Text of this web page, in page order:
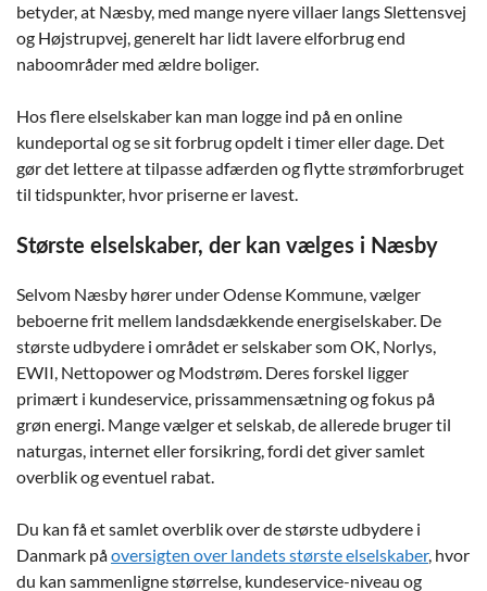
betyder, at Næsby, med mange nyere villaer langs Slettensvej
og Højstrupvej, generelt har lidt lavere elforbrug end
naboområder med ældre boliger.
Hos flere elselskaber kan man logge ind på en online
kundeportal og se sit forbrug opdelt i timer eller dage. Det
gør det lettere at tilpasse adfærden og flytte strømforbruget
til tidspunkter, hvor priserne er lavest.
Største elselskaber, der kan vælges i Næsby
Selvom Næsby hører under Odense Kommune, vælger
beboerne frit mellem landsdækkende energiselskaber. De
største udbydere i området er selskaber som OK, Norlys,
EWII, Nettopower og Modstrøm. Deres forskel ligger
primært i kundeservice, prissammensætning og fokus på
grøn energi. Mange vælger et selskab, de allerede bruger til
naturgas, internet eller forsikring, fordi det giver samlet
overblik og eventuel rabat.
Du kan få et samlet overblik over de største udbydere i
Danmark påoversigten over landets største elselskaber, hvor
du kan sammenligne størrelse, kundeservice-niveau og